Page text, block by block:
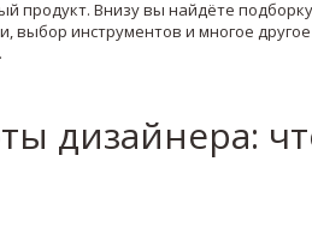
продукт. Внизу вы найдёте
выбор инструментов и многое
дизайнера: